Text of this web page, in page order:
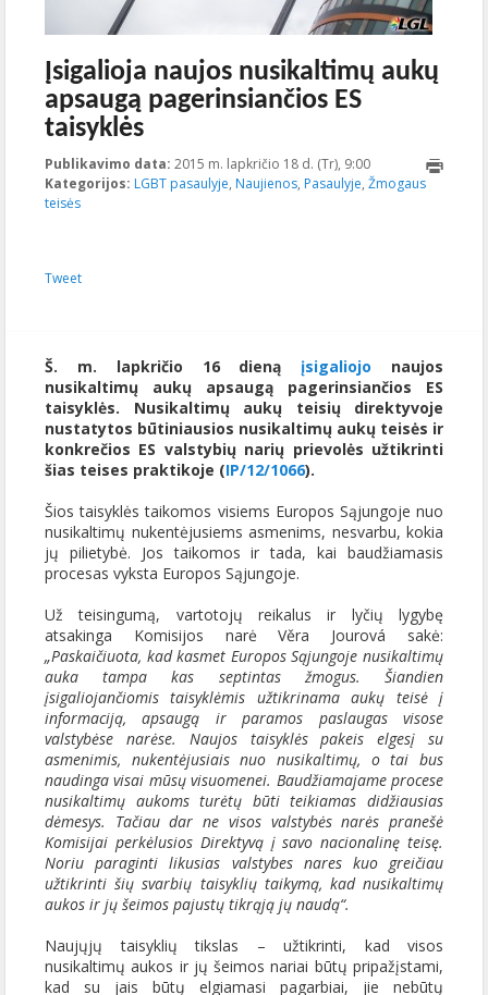
Įsigalioja naujos nusikaltimų aukų
apsaugą pagerinsiančios ES
taisyklės
Publikavimo data: 2015 m. lapkričio 18 d. (Tr), 9:00
17T21:06:51+00:00
Kategorijos: LGBT pasaulyje, Naujienos, Pasaulyje, Žmogaus
teisės
Tweet
Š. m. lapkričio 16 dieną įsigaliojo naujos
nusikaltimų aukų apsaugą pagerinsiančios ES
taisyklės. Nusikaltimų aukų teisių direktyvoje
nustatytos būtiniausios nusikaltimų aukų teisės ir
konkrečios ES valstybių narių prievolės užtikrinti
šias teises praktikoje (IP/12/1066).
Šios taisyklės taikomos visiems Europos Sąjungoje nuo
nusikaltimų nukentėjusiems asmenims, nesvarbu, kokia
jų pilietybė. Jos taikomos ir tada, kai baudžiamasis
procesas vyksta Europos Sąjungoje.
Už teisingumą, vartotojų reikalus ir lyčių lygybę
atsakinga Komisijos narė Věra Jourová sakė:
„Paskaičiuota, kad kasmet Europos Sąjungoje nusikaltimų
auka tampa kas septintas žmogus. Šiandien
įsigaliojančiomis taisyklėmis užtikrinama aukų teisė į
informaciją, apsaugą ir paramos paslaugas visose
valstybėse narėse. Naujos taisyklės pakeis elgesį su
asmenimis, nukentėjusiais nuo nusikaltimų, o tai bus
naudinga visai mūsų visuomenei. Baudžiamajame procese
nusikaltimų aukoms turėtų būti teikiamas didžiausias
dėmesys. Tačiau dar ne visos valstybės narės pranešė
Komisijai perkėlusios Direktyvą į savo nacionalinę teisę.
Noriu paraginti likusias valstybes nares kuo greičiau
užtikrinti šių svarbių taisyklių taikymą, kad nusikaltimų
aukos ir jų šeimos pajustų tikrąją jų naudą“.
Naujųjų taisyklių tikslas – užtikrinti, kad visos
nusikaltimų aukos ir jų šeimos nariai būtų pripažįstami,
kad su jais būtų elgiamasi pagarbiai, jie nebūtų